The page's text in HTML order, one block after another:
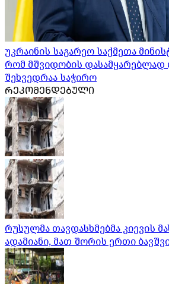
უკრაინის საგარეო საქმეთა
რომ მშვიდობის
შეხვედრაა საჭირო
ᲠᲔᲙᲝᲛᲔᲜᲓᲔᲑᲣᲚᲘ
რუსულმა თავდასხმებმა კიევის
ადამიანი, მათ შორის ერთი